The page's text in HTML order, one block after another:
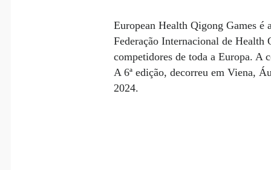
European Health Qigong Games é
Federação Internacional de Health
competidores de toda a Europa. A
A 6ª edição, decorreu em Viena,
2024.